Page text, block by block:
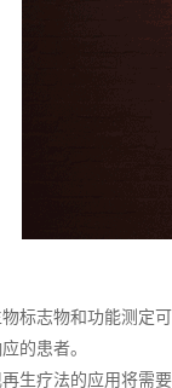
标志物和功能测定
的患者。
生疗法的应用将需